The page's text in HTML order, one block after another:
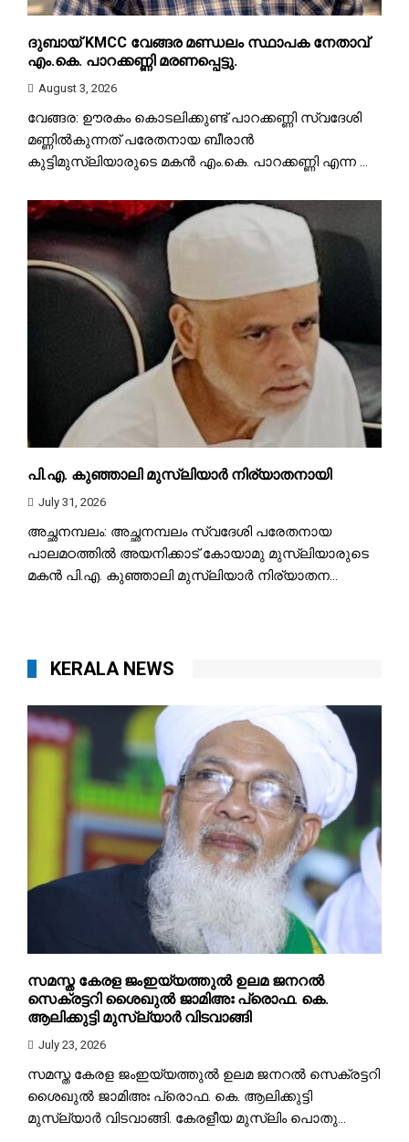
ദുബായ് KMCC വേങ്ങര മണ്ഡലം സ്ഥാപക നേതാവ്
എം.കെ. പാറക്കണ്ണി മരണപ്പെട്ടു.
August 3, 2026
വേങ്ങര: ഊരകം കൊടലിക്കുണ്ട് പാറക്കണ്ണി സ്വദേശി
മണ്ണിൽകുന്നത് പരേതനായ ബീരാൻ
കുട്ടിമുസ്ലിയാരുടെ മകൻ എം.കെ. പാറക്കണ്ണി എന്ന ...
പി.എ. കുഞ്ഞാലി മുസ്‌ലിയാർ നിര്യാതനായി
July 31, 2026
അച്ഛനമ്പലം: അച്ഛനമ്പലം സ്വദേശി പരേതനായ
പാലമഠത്തിൽ അയനിക്കാട് കോയാമു മുസ്‌ലിയാരുടെ
മകൻ പി.എ. കുഞ്ഞാലി മുസ്‌ലിയാർ നിര്യാതന...
KERALA NEWS
സമസ്ത കേരള ജംഇയ്യത്തുൽ ഉലമ ജനറൽ
സെക്രട്ടറി ശൈഖുൽ ജാമിഅഃ പ്രൊഫ. കെ.
ആലിക്കുട്ടി മുസ്ല്യാർ വിടവാങ്ങി
July 23, 2026
സമസ്ത കേരള ജംഇയ്യത്തുൽ ഉലമ ജനറൽ സെക്രട്ടറി
ശൈഖുൽ ജാമിഅഃ പ്രൊഫ. കെ. ആലിക്കുട്ടി
മുസ്ല്യാർ വിടവാങ്ങി. കേരളീയ മുസ്ലിം പൊതു...